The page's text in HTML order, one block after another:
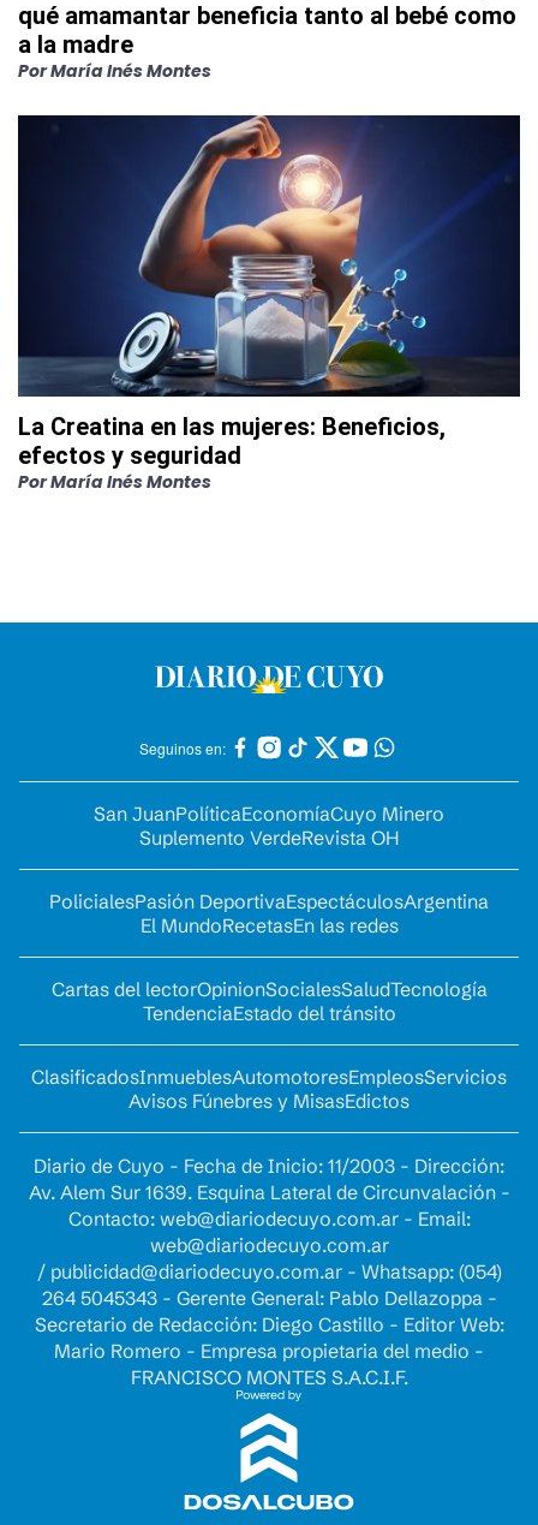
qué amamantar beneficia tanto al bebé como
a la madre
PorMaría Inés Montes
La Creatina en las mujeres: Beneficios,
efectos y seguridad
PorMaría Inés Montes
Seguinos en:
San JuanPolíticaEconomíaCuyo Minero
Suplemento VerdeRevista OH
PolicialesPasión DeportivaEspectáculosArgentina
El MundoRecetasEn las redes
Cartas del lectorOpinionSocialesSaludTecnología
TendenciaEstado del tránsito
ClasificadosInmueblesAutomotoresEmpleosServicios
Avisos Fúnebres y MisasEdictos
Diario de Cuyo - Fecha de Inicio: 11/2003 - Dirección:
Av. Alem Sur 1639. Esquina Lateral de Circunvalación -
Contacto: web@diariodecuyo.com.ar- Email:
web@diariodecuyo.com.ar
/ publicidad@diariodecuyo.com.ar- Whatsapp: (054)
264 5045343 - Gerente General: Pablo Dellazoppa -
Secretario de Redacción: Diego Castillo - Editor Web:
Mario Romero - Empresa propietaria del medio -
FRANCISCO MONTES S.A.C.I.F.